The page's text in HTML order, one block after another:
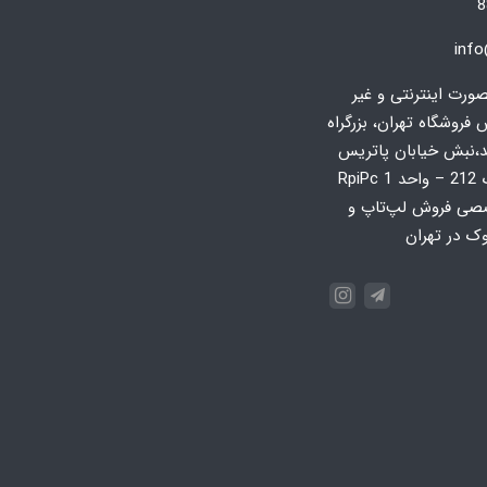
اینترنتی و غیر
تهران، بزرگراه
خیابان پاتریس
لومومبا، پلاک 212 – واحد 1 RpiPc
فروش لپ‌تاپ و
در تهران